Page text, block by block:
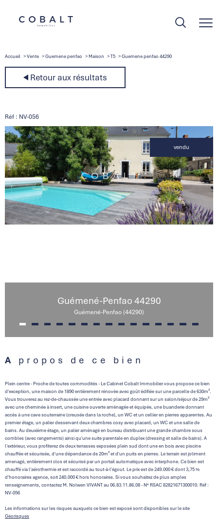
Accueil Vente Guemene penfao Maison T5 Guemene penfao 44290
Retour aux résultats
Réf : NV-056
vendu
Guémené-Penfao 44290
Guémené-Penfao (44290)
A propos de ce bien
Plein centre - Proche de toutes commodités - Le Cabinet Cobalt Immobilier vous propose ce bien
d'exception, une maison de 1890 entièrement rénovée avec goût édifiée sur une parcelle de 630m².
Vous trouverez au rez-de-chaussée une entrée avec placard donnant sur un salon/séjour de 29m²
avec une cheminée à insert, une cuisine ouverte aménagée et équipée, une buanderie donnant
accès à une cave souterraine (creusée dans la roche), un WC et un cellier en pierres apparentes. Au
premier étage, un palier desservant deux chambres cosy avec placard, un WC et une salle de
bains. Au deuxième étage, un palier aménagé en bureau distribuant une grande chambre sous
combles (avec rangements) ainsi qu'une suite parentale en duplex (dressing et salle de bains). A
l'extérieur, vous profiterez de deux terrasses exposées plein sud dont une en bois avec piscine
chauffée et sécurisée, d'une dépendance de 20m² et d'un puits en pierres. Le terrain est joliment
amenagé, entièrement clos et sécurisé par un portail automatique avec interphone. Ce bien est
chauffé via l'aérothermie et est raccordé au tout-à-l'égout. Le prix est de 249.000 € dont 3,75 %
d'honoraires agence, soit 240.000 € hors honoraires. Si vous souhaitez de plus amples
renseignements, contactez M. Nolwen VIVANT au 06.83.11.86.08 - N° RSAC 82821671300010. Réf :
NV-056
Les informations sur les risques auxquels ce bien est exposé sont disponibles sur le site
Géorisques